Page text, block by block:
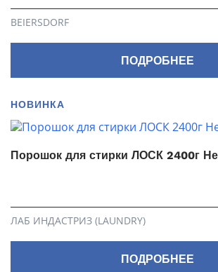
BEIERSDORF
ПОДРОБНЕЕ
НОВИНКА
Порошок для стирки ЛОСК 2400г
ЛАБ ИНДАСТРИЗ (LAUNDRY)
ПОДРОБНЕЕ